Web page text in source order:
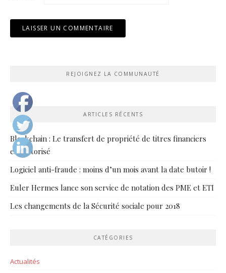
REJOIGNEZ LA COMMUNAUTÉ
ARTICLES RÉCENTS
Blockchain : Le transfert de propriété de titres financiers
est autorisé
Logiciel anti-fraude : moins d’un mois avant la date butoir !
Euler Hermes lance son service de notation des PME et ETI
Les changements de la Sécurité sociale pour 2018
CATÉGORIES
Actualités